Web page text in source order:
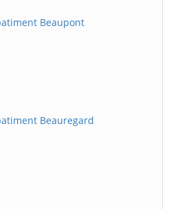
Beaupont
Beauregard